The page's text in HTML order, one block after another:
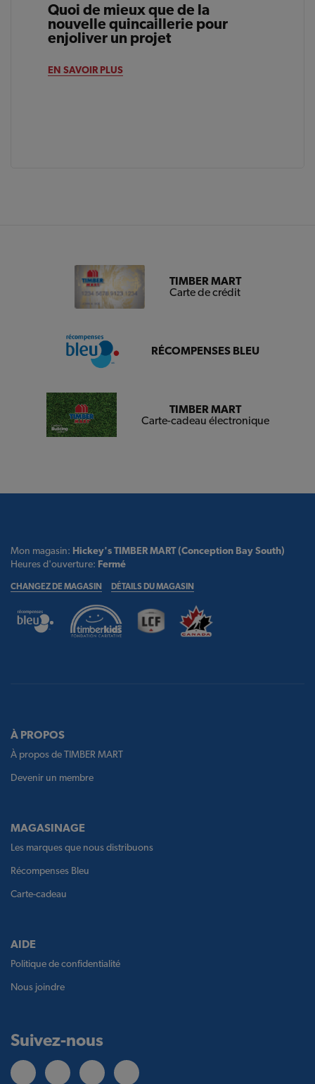
Quoi de mieux que de la
nouvelle quincaillerie pour
enjoliver un projet
EN SAVOIR PLUS
TIMBER MART
Carte de crédit
RÉCOMPENSES BLEU
TIMBER MART
Carte-cadeau électronique
Mon magasin: Hickey's TIMBER MART (Conception Bay South)
Heures d'ouverture: Fermé
CHANGEZ DE MAGASIN DÉTAILS DU MAGASIN
À PROPOS
À propos de TIMBER MART
Devenir un membre
MAGASINAGE
Les marques que nous distribuons
Récompenses Bleu
Carte-cadeau
AIDE
Politique de confidentialité
Nous joindre
Suivez-nous